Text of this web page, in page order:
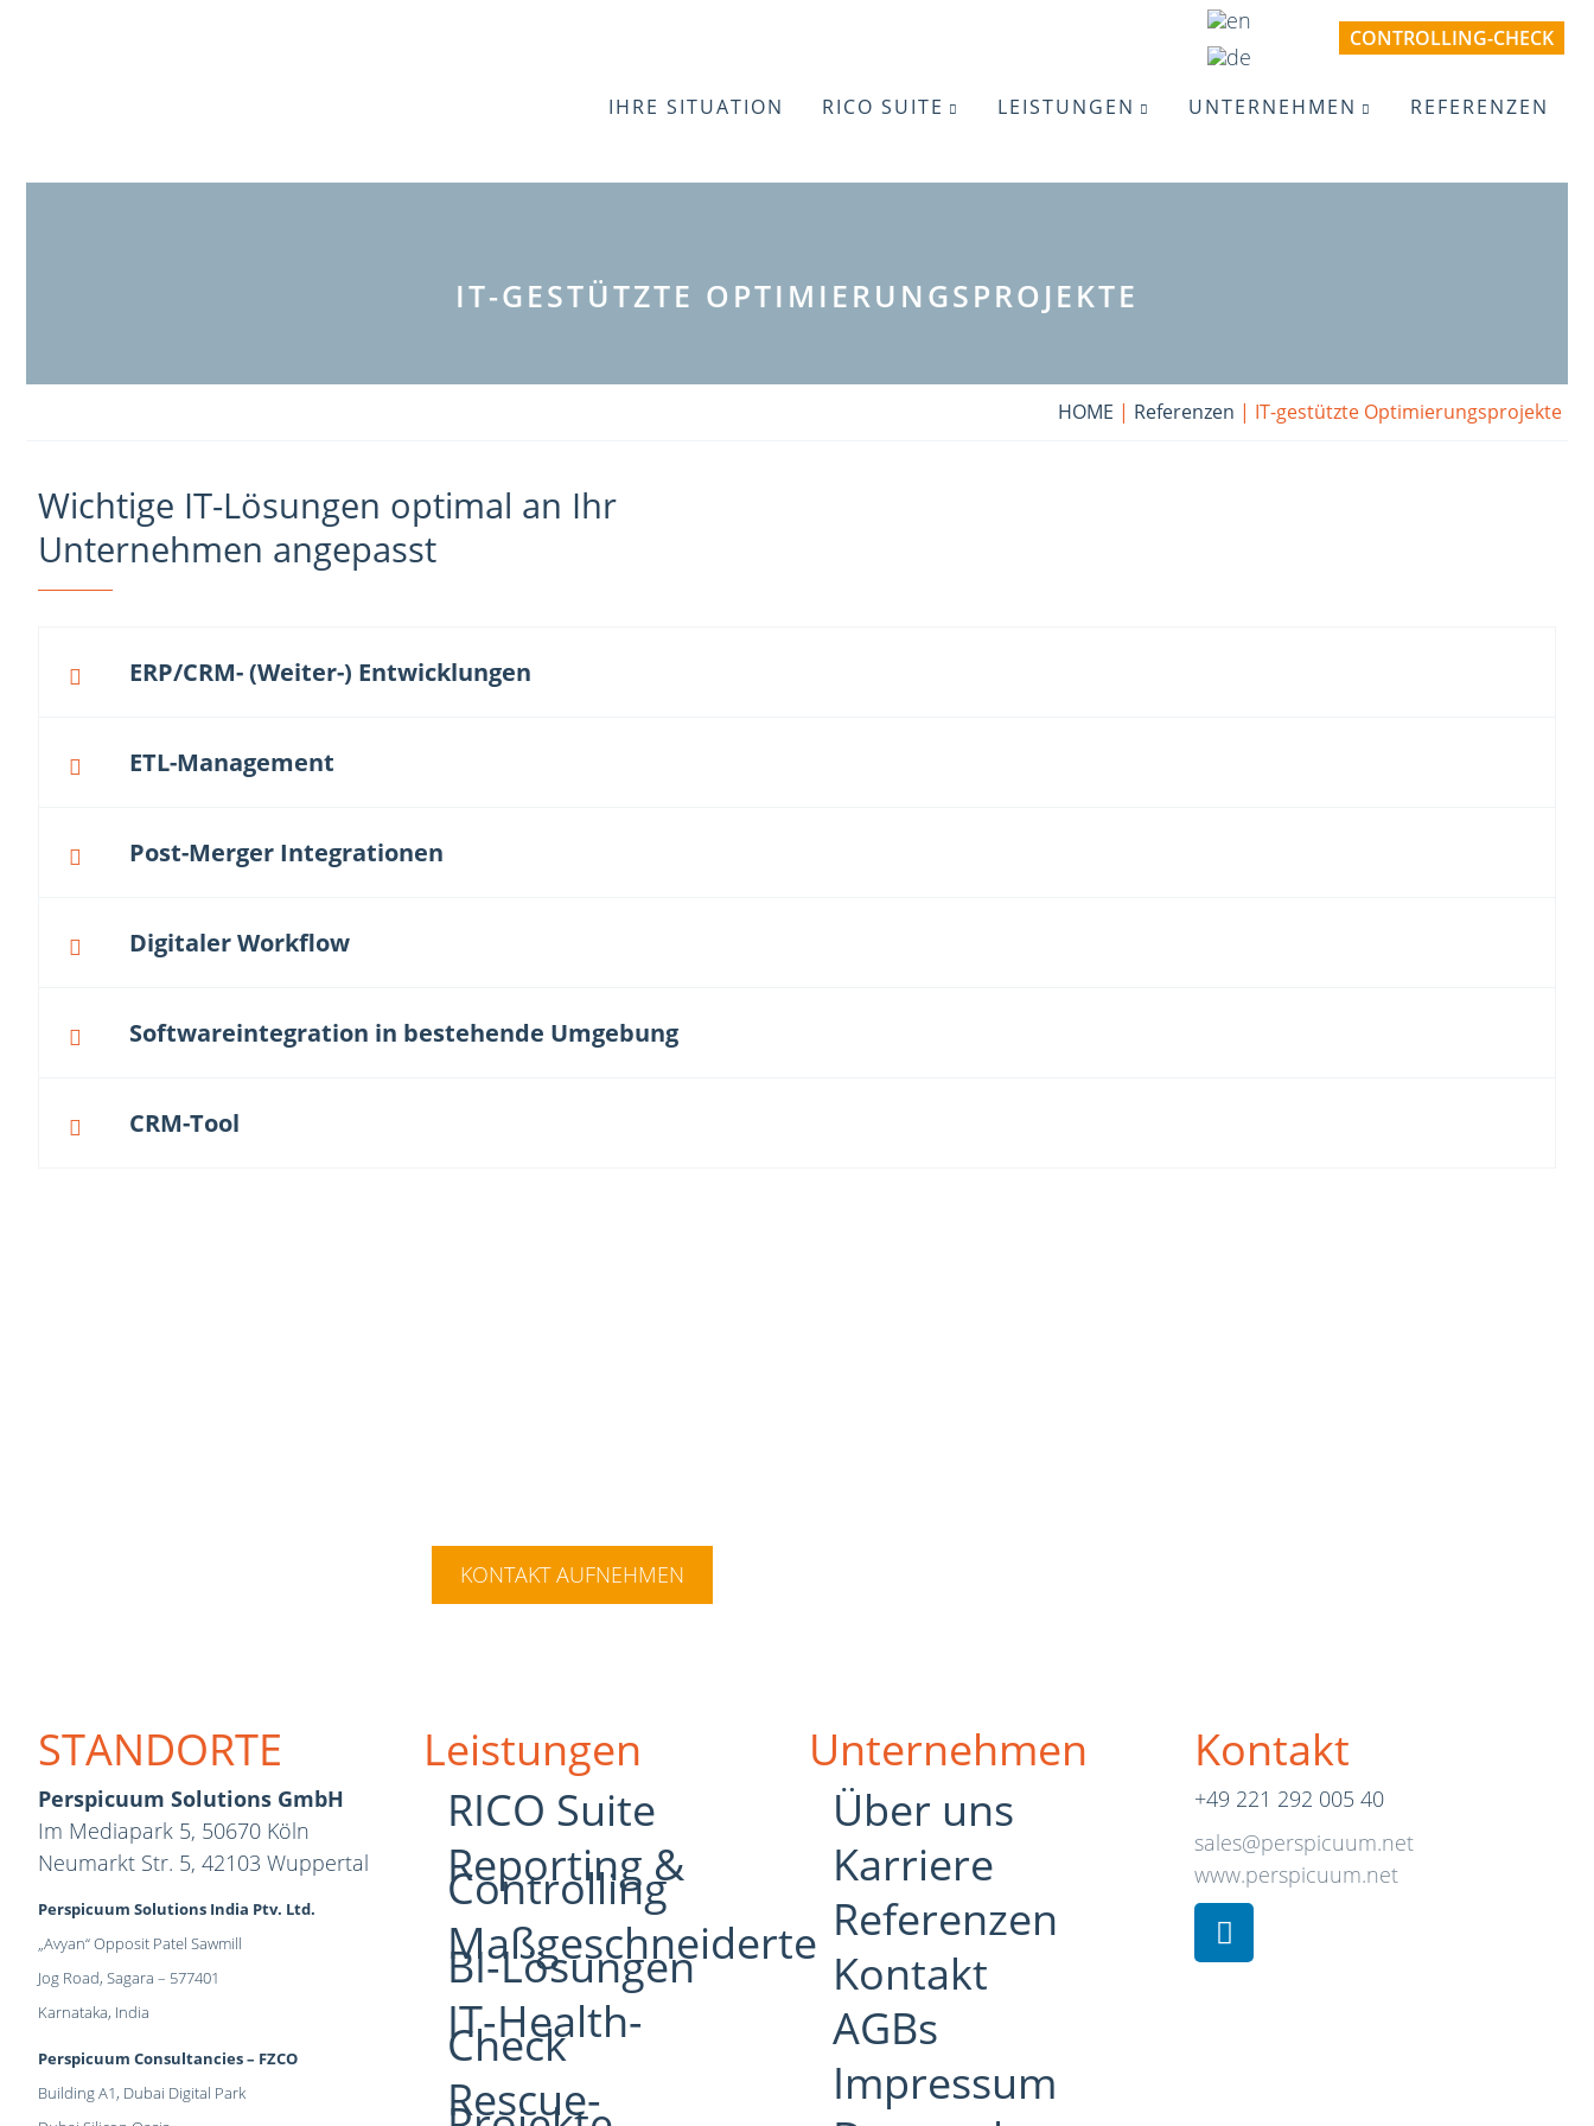
CONTROLLING-CHECK
IHRE SITUATION RICO SUITE LEISTUNGEN UNTERNEHMEN REFERENZEN
IT-GESTÜTZTE OPTIMIERUNGSPROJEKTE
HOME | Referenzen | IT-gestützte Optimierungsprojekte
Wichtige IT-Lösungen optimal an Ihr
Unternehmen angepasst
ERP/CRM- (Weiter-) Entwicklungen
ETL-Management
Post-Merger Integrationen
Digitaler Workflow
Softwareintegration in bestehende Umgebung
CRM-Tool
KONTAKT AUFNEHMEN
STANDORTE
Perspicuum Solutions GmbH
Im Mediapark 5, 50670 Köln
Neumarkt Str. 5, 42103 Wuppertal
Perspicuum Solutions India Ptv. Ltd.
„Avyan“ Opposit Patel Sawmill
Jog Road, Sagara – 577401
Karnataka, India
Perspicuum Consultancies – FZCO
Building A1, Dubai Digital Park
Leistungen
RICO Suite
Reporting &
Controlling
Maßgeschneiderte
BI-Lösungen
IT-Health-
Check
Rescue-
Unternehmen
Über uns
Karriere
Referenzen
Kontakt
AGBs
Impressum
Kontakt
+49 221 292 005 40
sales@perspicuum.net
www.perspicuum.net
L
i
n